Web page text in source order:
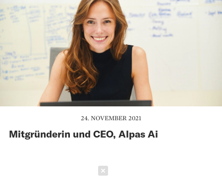
24. NOVEMBER 2021
Mitgründerin und CEO, Alpas Ai